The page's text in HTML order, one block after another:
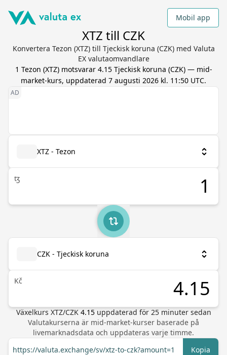
Mobil app
XTZ till CZK
Konvertera Tezon (XTZ) till Tjeckisk koruna (CZK) med Valuta
EX valutaomvandlare
1 Tezon (XTZ) motsvarar 4.15 Tjeckisk koruna (CZK) — mid-
market-kurs, uppdaterad 7 augusti 2026 kl. 11:50 UTC.
XTZ - Tezon
ꜩ
CZK - Tjeckisk koruna
Kč
Växelkurs XTZ/CZK 4.15 uppdaterad för 25minuter sedan
Valutakurserna är mid-market-kurser baserade på
livemarknadsdata och uppdateras varje timme.
https://valuta.exchange/sv/xtz-to-czk?amount=1
Kopia